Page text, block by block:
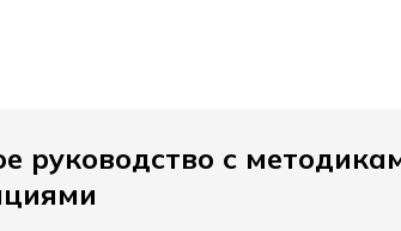
руководство с